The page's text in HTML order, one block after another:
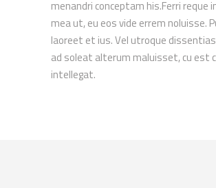
menandri conceptam his.Ferri reque
mea ut, eu eos vide errem noluisse.
laoreet et ius. Vel utroque
ad soleat alterum maluisset, cu est
intellegat.